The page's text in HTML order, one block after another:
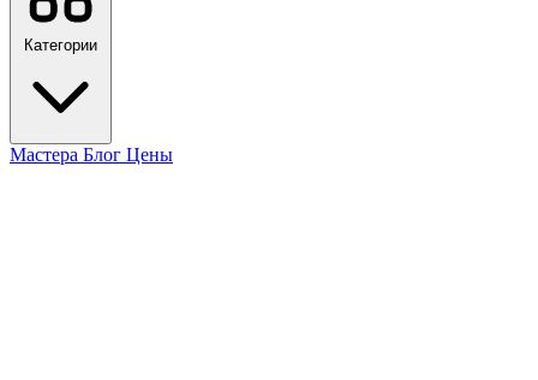
Категории
Мастера Блог Цены